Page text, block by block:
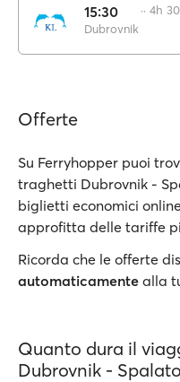
15:30
Dubrovnik
·· 4h
Offerte
Su Ferryhopper puoi
traghetti Dubrovnik -
biglietti economici
approfitta delle tariffe
Ricorda che le offerte
automaticamente alla
Quanto dura il
Dubrovnik -